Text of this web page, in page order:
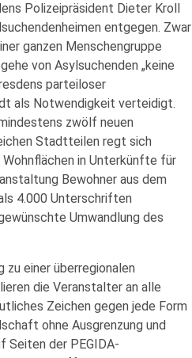
Polizeipräsident Dieter Kroll
entgegen. Zwar
ganzen Menschengruppe
von Asylsuchenden „keine
parteiloser
als Notwendigkeit verteidigt.
zwölf neuen
Stadtteilen regt sich
in Unterkünfte für
Bewohner aus dem
4.000 Unterschriften
Umwandlung des
zu einer überregionalen
die Veranstalter an alle
Zeichen gegen jede Form
ohne Ausgrenzung und
Seiten der PEGIDA-